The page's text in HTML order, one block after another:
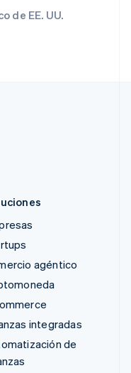
de EE. UU.
agéntico
integradas
de